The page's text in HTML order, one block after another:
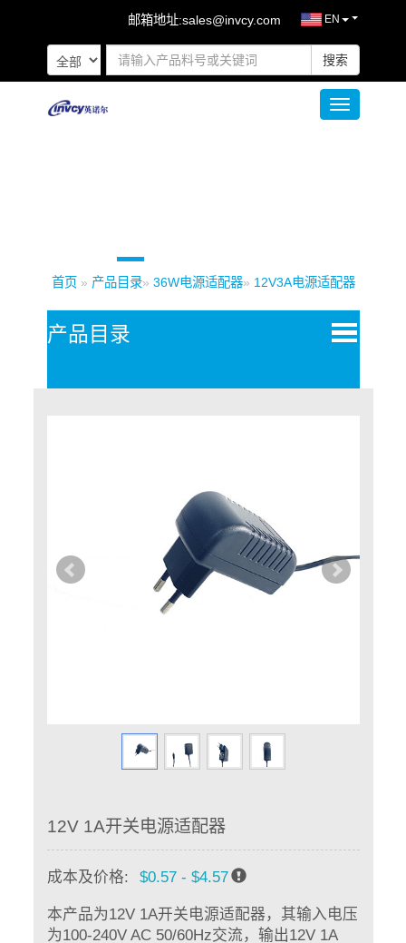
EN
邮箱地址:sales@invcy.com
搜索
Toggle
首页 » 产品目录» 36W电源适配器» 12V3A电源适配器
产品目录
Open
12V 1A开关电源适配器
成本及价格: $0.57 - $4.57
本产品为12V 1A开关电源适配器，其输入电压
为100-240V AC 50/60Hz交流，输出12V 1A